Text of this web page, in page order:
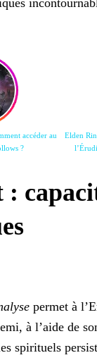
accéder au
?
Elden
permet à
à l’aide de
spirituels